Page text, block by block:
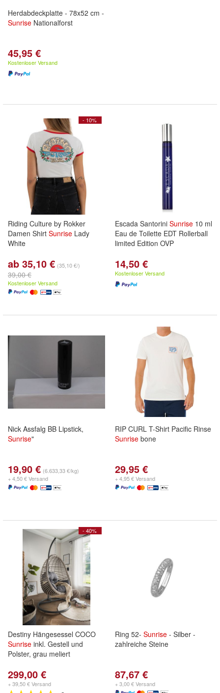
Herdabdeckplatte - 78x52 cm -
Sunrise Nationalforst
45,95 €
Kostenloser Versand
- 10%
Riding Culture by Rokker
Damen Shirt Sunrise Lady
White
ab 35,10 € (35,10 €/)
39,00 €
Kostenloser Versand
Escada Santorini Sunrise 10 ml
Eau de Toilette EDT Rollerball
limited Edition OVP
14,50 €
Kostenloser Versand
Nick Assfalg BB Lipstick,
Sunrise"
19,90 € (6.633,33 €/kg)
+ 4,50 € Versand
RIP CURL T-Shirt Pacific Rinse
Sunrise bone
29,95 €
+ 4,95 € Versand
- 40%
Destiny Hängesessel COCO
Sunrise inkl. Gestell und
Polster, grau meliert
299,00 €
+ 39,50 € Versand
Ring 52- Sunrise - Silber -
zahlreiche Steine
87,67 €
+ 3,00 € Versand